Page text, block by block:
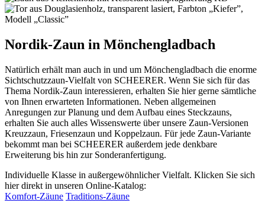
Nordik-Zaun in Mönchengladbach
Natürlich erhält man auch in und um Mönchengladbach die enorme
Sichtschutzzaun-Vielfalt von SCHEERER. Wenn Sie sich für das
Thema Nordik-Zaun interessieren, erhalten Sie hier gerne sämtliche
von Ihnen erwarteten Informationen. Neben allgemeinen
Anregungen zur Planung und dem Aufbau eines Steckzauns,
erhalten Sie auch alles Wissenswerte über unsere Zaun-Versionen
Kreuzzaun, Friesenzaun und Koppelzaun. Für jede Zaun-Variante
bekommt man bei SCHEERER außerdem jede denkbare
Erweiterung bis hin zur Sonderanfertigung.
Individuelle Klasse in außergewöhnlicher Vielfalt. Klicken Sie sich
hier direkt in unseren Online-Katalog:
Komfort-Zäune Traditions-Zäune